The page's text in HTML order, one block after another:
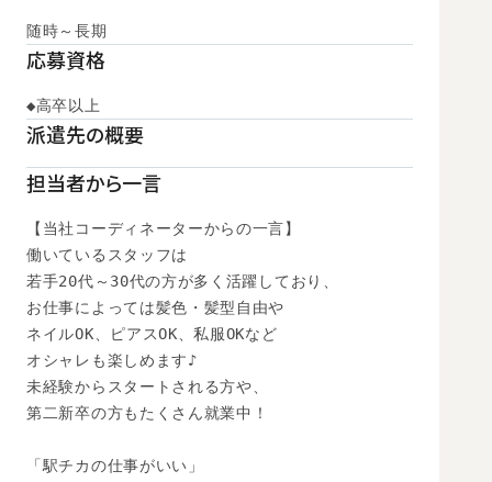
随時～長期
応募資格
◆高卒以上
派遣先の概要
担当者から一言
【当社コーディネーターからの一言】
働いているスタッフは
若手20代～30代の方が多く活躍しており、
お仕事によっては髪色・髪型自由や
ネイルOK、ピアスOK、私服OKなど
オシャレも楽しめます♪
未経験からスタートされる方や、
第二新卒の方もたくさん就業中！
「駅チカの仕事がいい」